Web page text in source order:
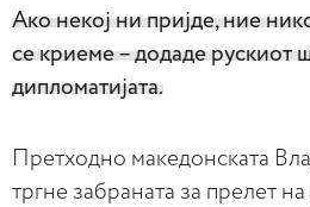
Ако некој ни пријде, ние
се криеме – додаде рускиот
дипломатијата.
Претходно македонската
тргне забраната за прелет